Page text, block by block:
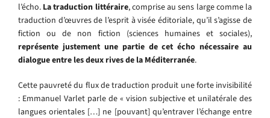
l’écho. La traduction littéraire, comprise au sens large comme la
traduction d’œuvres de l’esprit à visée éditoriale, qu’il s’agisse de
fiction ou de non fiction (sciences humaines et sociales),
représente justement une partie de cet écho nécessaire au
dialogue entre les deux rives de la Méditerranée.
Cette pauvreté du flux de traduction produit une forte invisibilité
: Emmanuel Varlet parle de « vision subjective et unilatérale des
langues orientales […] ne [pouvant] qu’entraver l’échange entre